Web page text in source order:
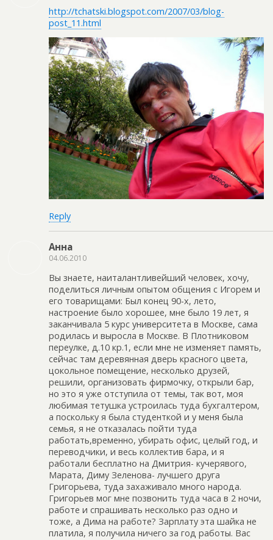
http://tchatski.blogspot.com/2007/03/blog-
post_11.html
Reply
Анна
04.06.2010
Вы знаете, наиталантливейший человек, хочу,
поделиться личным опытом общения с Игорем и
его товарищами: Был конец 90-х, лето,
настроение было хорошее, мне было 19 лет, я
заканчивала 5 курс университета в Москве, сама
родилась и выросла в Москве. В Плотниковом
переулке, д.10 кр.1, если мне не изменяет память,
сейчас там деревянная дверь красного цвета,
цокольное помещение, несколько друзей,
решили, организовать фирмочку, открыли бар,
но это я уже отступила от темы, так вот, моя
любимая тетушка устроилась туда бухгалтером,
а поскольку я была студенткой и у меня была
семья, я не отказалась пойти туда
работать,временно, убирать офис, целый год, и
переводчики, и весь коллектив бара, и я
работали бесплатно на Дмитрия- кучерявого,
Марата, Диму Зеленова- лучшего друга
Григорьева, туда захаживало много народа.
Григорьев мог мне позвонить туда часа в 2 ночи,
работе и спрашивать несколько раз одно и
тоже, а Дима на работе? Зарплату эта шайка не
платила, я получила ничего за год работы. Вас